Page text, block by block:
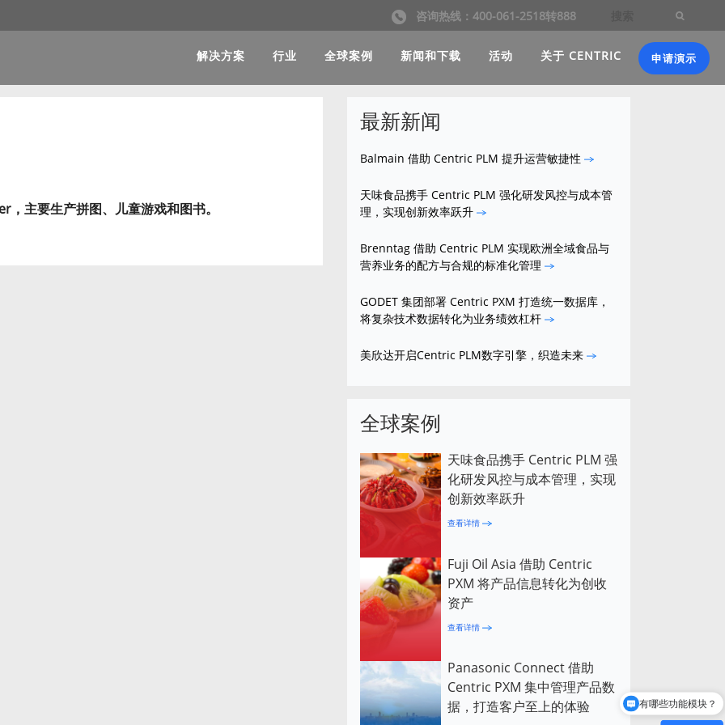
咨询热线：400-061-2518转888
解决方案 行业 全球案例 新闻和下载 活动 关于 CENTRIC 申请演示
主要生产拼图、儿童游戏和图书。
最新新闻
Balmain 借助 Centric PLM 提升运营敏捷性
天味食品携手 Centric PLM 强化研发风控与成本管
理，实现创新效率跃升
Brenntag 借助 Centric PLM 实现欧洲全域食品与
营养业务的配方与合规的标准化管理
GODET 集团部署 Centric PXM 打造统一数据库，
将复杂技术数据转化为业务绩效杠杆
美欣达开启Centric PLM数字引擎，织造未来
全球案例
天味食品携手 Centric PLM 强
化研发风控与成本管理，实现
创新效率跃升
查看详情
Fuji Oil Asia 借助 Centric
PXM 将产品信息转化为创收
资产
查看详情
Panasonic Connect 借助
Centric PXM 集中管理产品数
据，打造客户至上的体验
有哪些功能模块？